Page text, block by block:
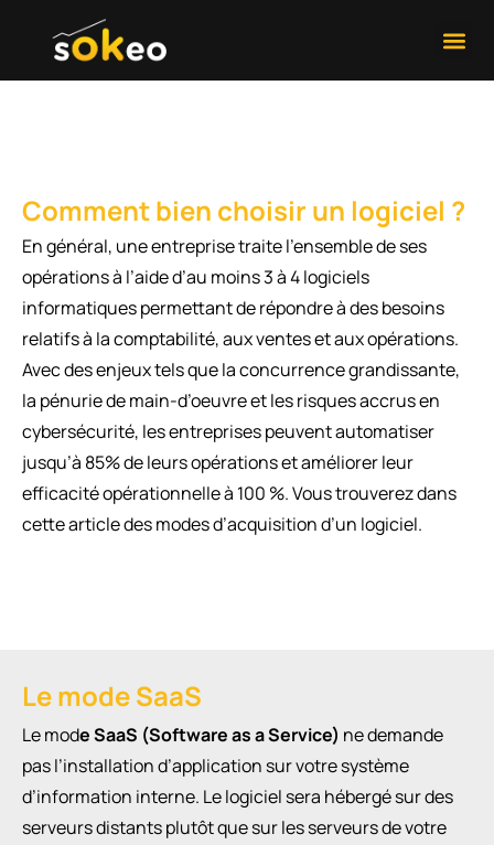
Comment bien choisir un logiciel ?
En général, une entreprise traite l’ensemble de ses
opérations à l’aide d’au moins 3 à 4 logiciels
informatiques permettant de répondre à des besoins
relatifs à la comptabilité, aux ventes et aux opérations.
Avec des enjeux tels que la concurrence grandissante,
la pénurie de main-d’oeuvre et les risques accrus en
cybersécurité, les entreprises peuvent automatiser
jusqu’à 85% de leurs opérations et améliorer leur
efficacité opérationnelle à 100 %. Vous trouverez dans
cette article des modes d’acquisition d’un logiciel.
Le mode SaaS
Le mode SaaS (Software as a Service) ne demande
pas l’installation d’application sur votre système
d’information interne. Le logiciel sera hébergé sur des
serveurs distants plutôt que sur les serveurs de votre